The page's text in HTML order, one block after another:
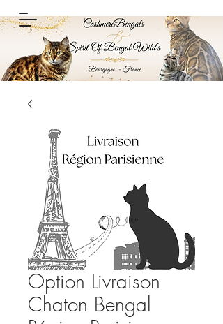
Option Livraison
Chaton Bengal